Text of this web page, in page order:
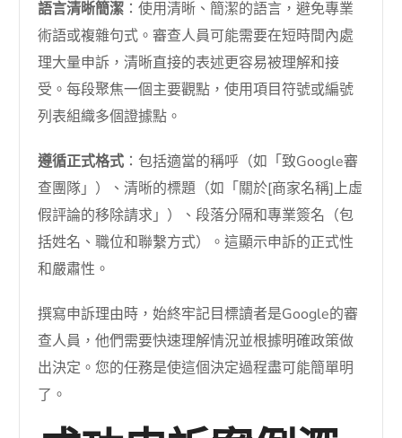
語言清晰簡潔 ：使用清晰、簡潔的語言，避免專業
術語或複雜句式。審查人員可能需要在短時間內處
理大量申訴，清晰直接的表述更容易被理解和接
受。每段聚焦一個主要觀點，使用項目符號或編號
列表組織多個證據點。
遵循正式格式 ：包括適當的稱呼（如「致Google審
查團隊」）、清晰的標題（如「關於[商家名稱]上虛
假評論的移除請求」）、段落分隔和專業簽名（包
括姓名、職位和聯繫方式）。這顯示申訴的正式性
和嚴肅性。
撰寫申訴理由時，始終牢記目標讀者是Google的審
查人員，他們需要快速理解情況並根據明確政策做
出決定。您的任務是使這個決定過程盡可能簡單明
了。